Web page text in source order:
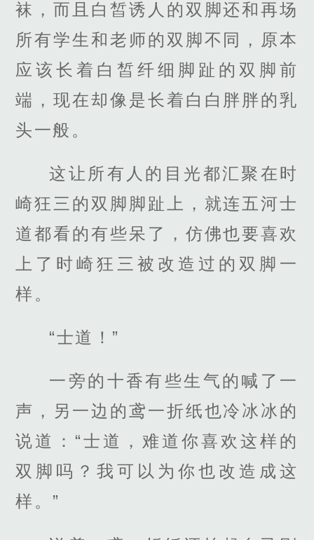
袜，而且白皙诱人的双脚还和再场
所有学生和老师的双脚不同，原本
应该长着白皙纤细脚趾的双脚前
端，现在却像是长着白白胖胖的乳
头一般。
这让所有人的目光都汇聚在时
崎狂三的双脚脚趾上，就连五河士
道都看的有些呆了，仿佛也要喜欢
上了时崎狂三被改造过的双脚一
样。
“士道！”
一旁的十香有些生气的喊了一
声，另一边的鸢一折纸也冷冰冰的
说道：“士道，难道你喜欢这样的
双脚吗？我可以为你也改造成这
样。”